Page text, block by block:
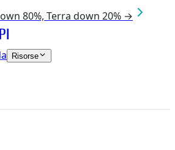
80%, Terra down 20% →
Risorse